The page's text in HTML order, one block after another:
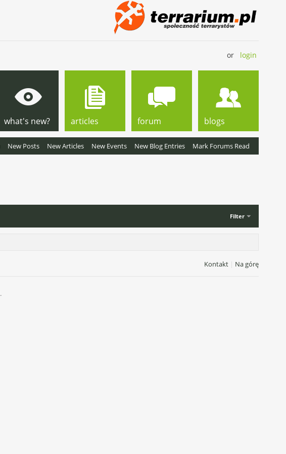
or login
what's new?
New Posts New Articles New Events New Blog Entries Mark Forums Read
articles forum blogs
Filter
Kontakt | Na górę
.